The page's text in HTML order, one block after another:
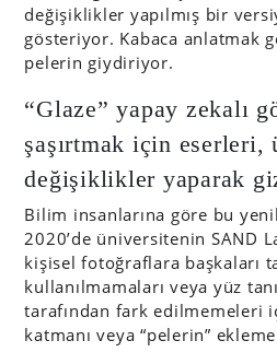
değişiklikler yapılmış bir
gösteriyor. Kabaca anlatmak
pelerin giydiriyor.
“Glaze” yapay zekalı
şaşırtmak için eserleri,
değişiklikler yaparak
Bilim insanlarına göre bu
2020’de üniversitenin SAND
kişisel fotoğraflara başkaları
kullanılmamaları veya yüz
tarafından fark edilmemeleri
katmanı veya “pelerin”